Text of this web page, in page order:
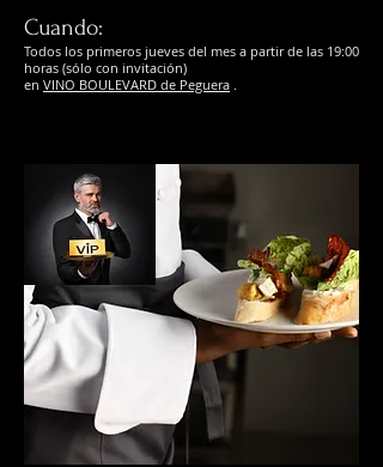
Cuando:
Todos los primeros jueves del mes a partir de las 19:00
horas (sólo con invitación)
en VINO BOULEVARD de Peguera .